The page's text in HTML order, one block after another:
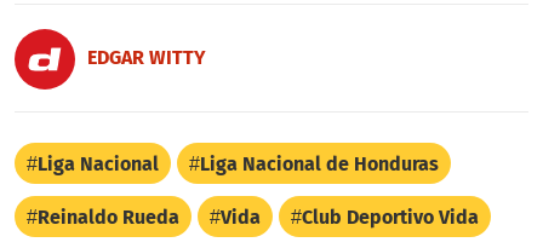
EDGAR WITTY
Liga Nacional Liga Nacional de Honduras
Reinaldo Rueda Vida Club Deportivo Vida